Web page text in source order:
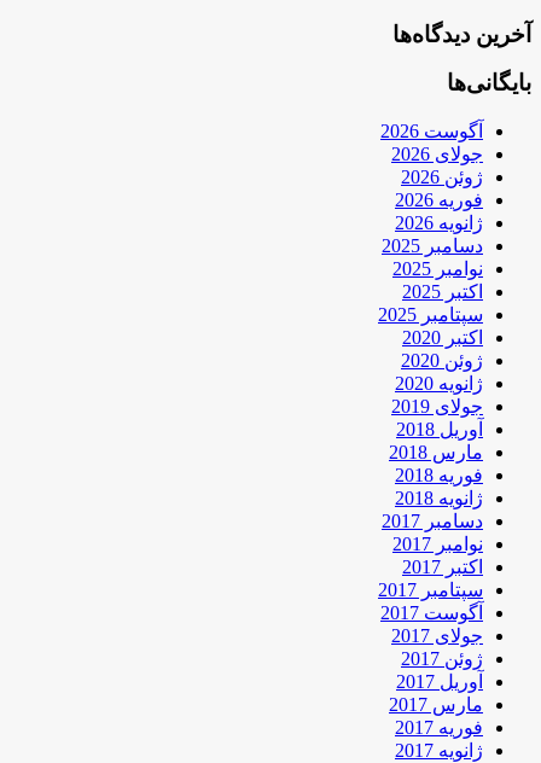
آخرین دیدگاه‌ها
بایگانی‌ها
آگوست 2026
جولای 2026
ژوئن 2026
فوریه 2026
ژانویه 2026
دسامبر 2025
نوامبر 2025
اکتبر 2025
سپتامبر 2025
اکتبر 2020
ژوئن 2020
ژانویه 2020
جولای 2019
آوریل 2018
مارس 2018
فوریه 2018
ژانویه 2018
دسامبر 2017
نوامبر 2017
اکتبر 2017
سپتامبر 2017
آگوست 2017
جولای 2017
ژوئن 2017
آوریل 2017
مارس 2017
فوریه 2017
ژانویه 2017